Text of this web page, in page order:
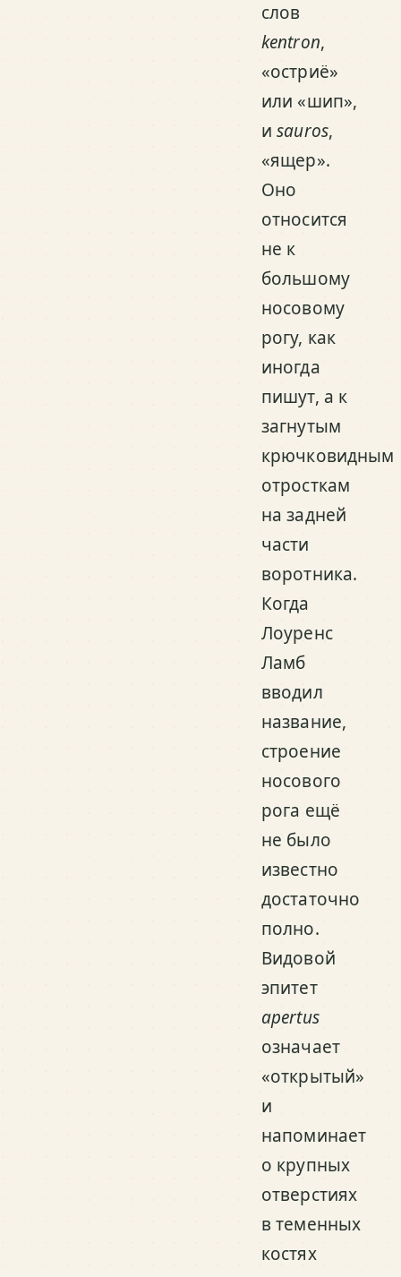
слов
kentron,
«остриё»
или «шип»,
иsauros,
«ящер».
Оно
относится
не к
большому
носовому
рогу, как
иногда
пишут, а к
загнутым
крючковидным
отросткам
на задней
части
воротника.
Когда
Лоуренс
Ламб
вводил
название,
строение
носового
рога ещё
не было
известно
достаточно
полно.
Видовой
эпитет
apertus
означает
«открытый»
и
напоминает
о крупных
отверстиях
в теменных
костях